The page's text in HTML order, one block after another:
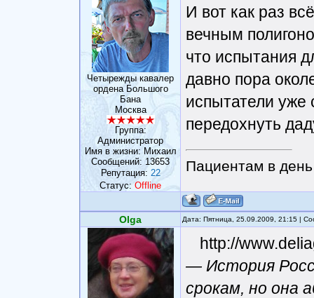
Четырежды кавалер
ордена Большого
Бана
Москва
Группа:
Администратор
Имя в жизни: Михаил
Сообщений: 13653
Репутация: 22
Статус:Offline
И вот как раз
вечным
что испытания
давно пора
испытатели уже
передохнуть
Пациентам в
Olga Дата: Пятница, 25.09.2009, 21:15 |
http://
— История
срокам, но она